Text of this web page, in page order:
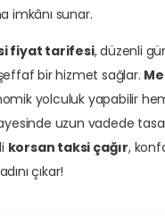
imkânı sunar.
fiyat tarifesi, düzenli
bir hizmet sağlar.
yolculuk yapabilir
uzun vadede
korsan taksi çağır,
çıkar!